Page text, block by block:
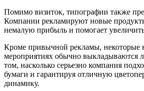
Помимо визиток, типографии также
Компании рекламируют новые
немалую прибыль и помогает
Кроме привычной рекламы, некоторые
мероприятиях обычно выкладываются
том, насколько серьезно компания
бумаги и гарантируя отличную
динамику.